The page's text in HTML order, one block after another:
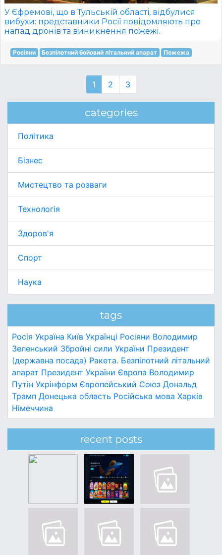
У Єфремові, що в Тульській області, відбулися
вибухи: представники Росії повідомляють про
напад дронів та виникнення пожежі.
Росіяни Безпілотний бойовий літальний апарат Пожежа
1 2 3
categories
Політика
Бізнес
Мистецтво та розваги
Технологія
Здоров'я
Спорт
Наука
tags
Росія Україна Київ Українці Росіяни Володимир
Зеленський Збройні сили України Президент
(державна посада) Ракета. Безпілотний літальний
апарат Президент України Європа Володимир
Путін Укрінформ Європейський Союз Дональд
Трамп Донецька область Російська мова Харків
Німеччина
recent posts